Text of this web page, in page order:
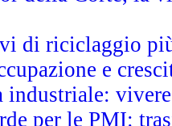
di riciclaggio
e
industriale:
per le PMI: